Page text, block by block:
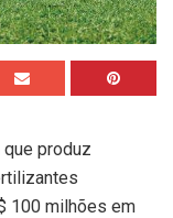
que produz
100 milhões em